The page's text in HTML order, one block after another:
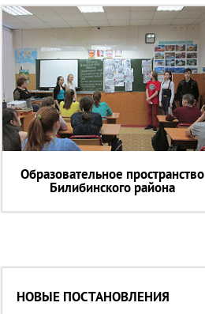
Образовательное пространство
Билибинского района
НОВЫЕ ПОСТАНОВЛЕНИЯ